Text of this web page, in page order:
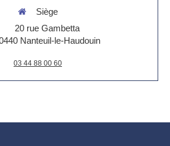
Siège
20 rue Gambetta
Nanteuil-le-Haudouin
03 44 88 00 60